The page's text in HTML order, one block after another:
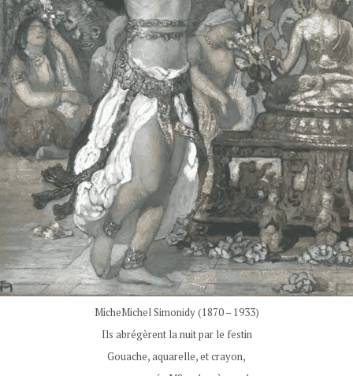
MicheMichel Simonidy (1870 – 1933)
Ils abrégèrent la nuit par le festin
Gouache, aquarelle, et crayon,